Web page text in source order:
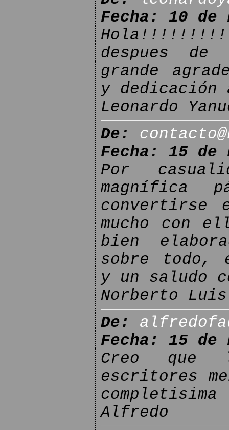
Fecha: 10 de
despues
grande
y
Leonardo
De:
Fecha: 15 de
Por
magnífica
convertirse
mucho con
bien
sobre todo,
y un saludo
Norberto Luis
De:
Fecha: 15 de
Creo que
escritores
Alfredo